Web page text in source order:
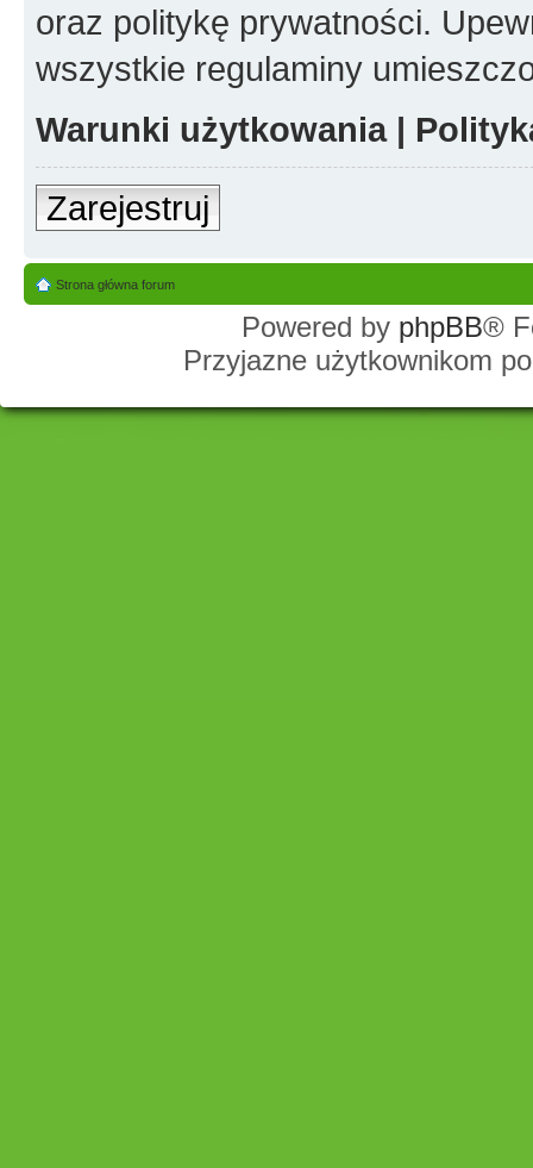
oraz politykę prywatności.
wszystkie regulaminy
Warunki użytkowania|
Zarejestruj
Strona główna forum
Powered by phpBB®
Przyjazne użytkownikom